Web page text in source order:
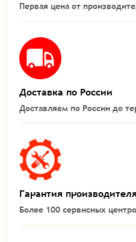
Первая цена от
Доставка по России
Доставляем по России до
Гарантия производителя
Более 100 сервисных